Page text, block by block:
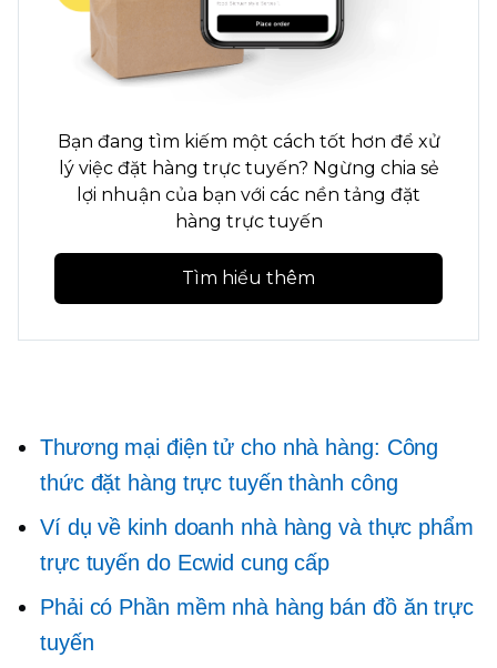
Bạn đang tìm kiếm một cách tốt hơn để xử
lý việc đặt hàng trực tuyến? Ngừng chia sẻ
lợi nhuận của bạn với các nền tảng đặt
hàng trực tuyến
Tìm hiểu thêm
Thương mại điện tử cho nhà hàng: Công
thức đặt hàng trực tuyến thành công
Ví dụ về kinh doanh nhà hàng và thực phẩm
trực tuyến do Ecwid cung cấp
Phải có Phần mềm nhà hàng bán đồ ăn trực
tuyến